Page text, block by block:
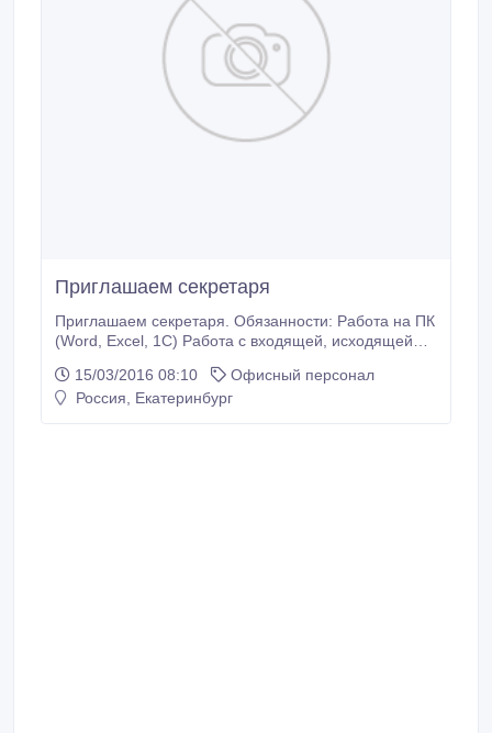
Приглашаем секретаря
Приглашаем секретаря. Обязанности: Работа на ПК
(Word, Excel, 1С) Работа с входящей, исходящей
Интернет, электронной почтой, Грамотная устная и
письменная речь, умение работать с большим
15/03/2016 08:10
Офисный персонал
Россия, Екатеринбург